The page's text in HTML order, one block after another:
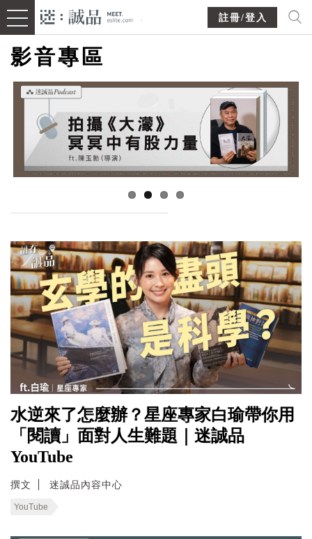
註冊/登入
影音專區
水逆來了怎麼辦？星座專家白瑜帶你用
「閱讀」面對人生難題｜迷誠品
YouTube
撰文 迷誠品內容中心
YouTube